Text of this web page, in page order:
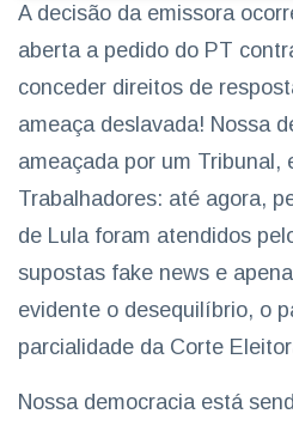
A decisão da emissora
aberta a pedido do PT
conceder direitos de
ameaça deslavada! Nossa
ameaçada por um Tribunal,
Trabalhadores: até agora,
de Lula foram atendidos
supostas fake news e
evidente o desequilíbrio, o
parcialidade da Corte
Nossa democracia está